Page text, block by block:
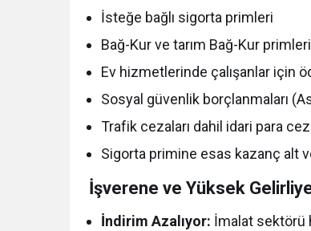
İsteğe bağlı sigorta primleri
Bağ-Kur ve tarım Bağ-Kur primleri
Ev hizmetlerinde çalışanlar için
Sosyal güvenlik borçlanmaları
Trafik cezaları dahil idari para
Sigorta primine esas kazanç alt
İşverene ve Yüksek
İndirim Azalıyor: İmalat sektörü